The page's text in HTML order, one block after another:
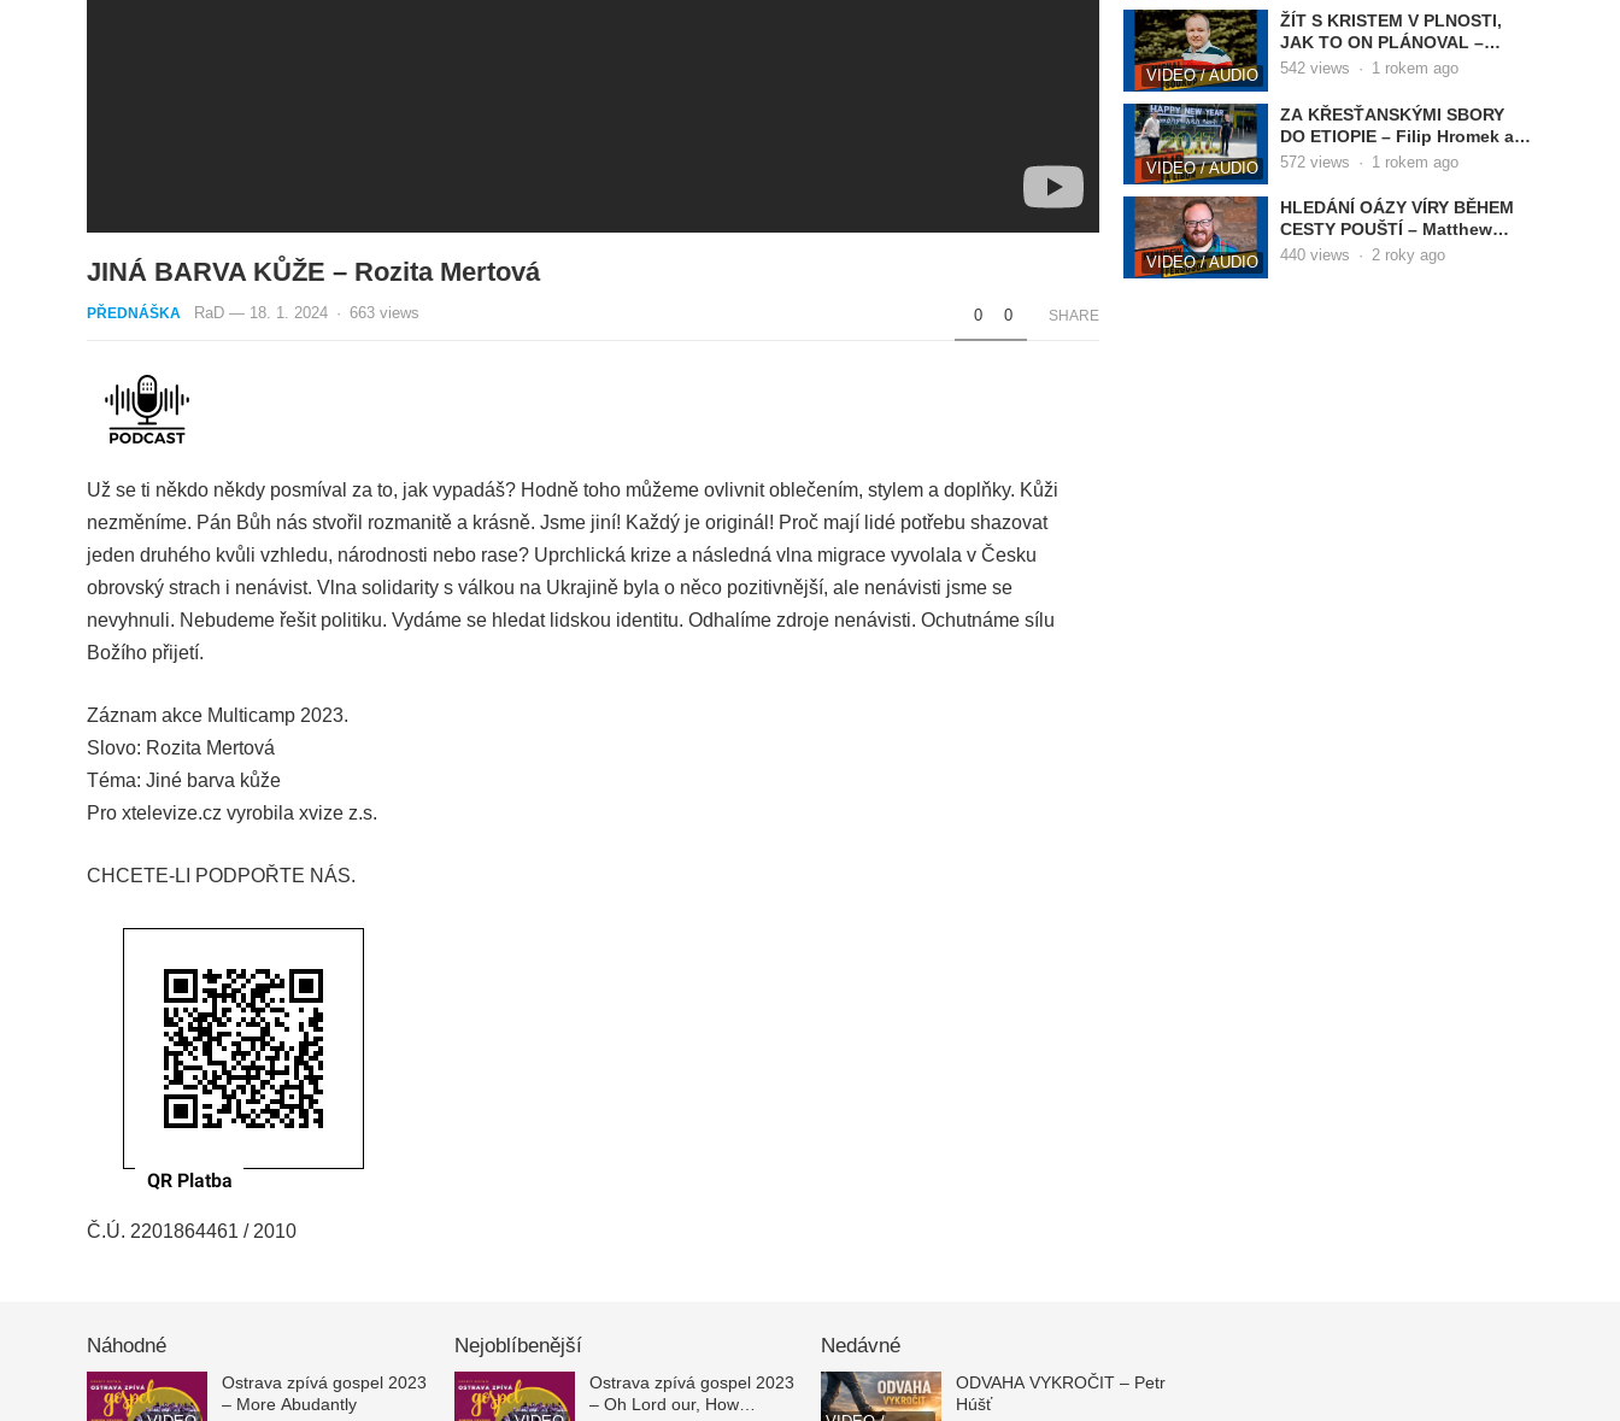
JINÁ BARVA KŮŽE – Rozita Mertová
PŘEDNÁŠKA RaD — 18. 1. 2024 · 663 views 0 0 SHARE
Už se ti někdo někdy posmíval za to, jak vypadáš? Hodně toho můžeme ovlivnit oblečením, stylem a doplňky. Kůži
nezměníme. Pán Bůh nás stvořil rozmanitě a krásně. Jsme jiní! Každý je originál! Proč mají lidé potřebu shazovat
jeden druhého kvůli vzhledu, národnosti nebo rase? Uprchlická krize a následná vlna migrace vyvolala v Česku
obrovský strach i nenávist. Vlna solidarity s válkou na Ukrajině byla o něco pozitivnější, ale nenávisti jsme se
nevyhnuli. Nebudeme řešit politiku. Vydáme se hledat lidskou identitu. Odhalíme zdroje nenávisti. Ochutnáme sílu
Božího přijetí.
Záznam akce Multicamp 2023.
Slovo: Rozita Mertová
Téma: Jiné barva kůže
Pro xtelevize.cz vyrobila xvize z.s.
CHCETE-LI PODPOŘTE NÁS.
Č.Ú. 2201864461 / 2010
VIDEO / AUDIO
ŽÍT S KRISTEM V PLNOSTI,
JAK TO ON PLÁNOVAL –
Michal Soukup
542 views · 1 rokem ago
VIDEO / AUDIO
ZA KŘESŤANSKÝMI SBORY
DO ETIOPIE – Filip Hromek a
Libor Osouch
572 views · 1 rokem ago
VIDEO / AUDIO
HLEDÁNÍ OÁZY VÍRY BĚHEM
CESTY POUŠTÍ – Matthew
Ferguson
440 views · 2 roky ago
Náhodné
Ostrava zpívá gospel 2023
– More Abudantly
Nejoblíbenější
Ostrava zpívá gospel 2023
– Oh Lord our, How
Nedávné
ODVAHA VYKROČIT – Petr
Húšť